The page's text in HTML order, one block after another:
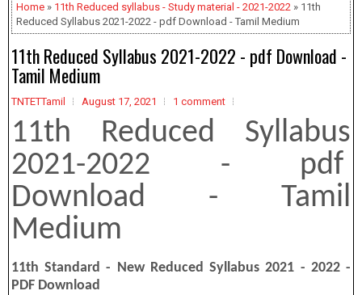
Home » 11th Reduced syllabus - Study material - 2021-2022 » 11th
Reduced Syllabus 2021-2022 - pdf Download - Tamil Medium
11th Reduced Syllabus 2021-2022 - pdf Download -
Tamil Medium
TNTETTamil August 17, 2021 1 comment
11th Reduced Syllabus
2021-2022 - pdf
Download - Tamil
Medium
11th Standard - New Reduced Syllabus 2021 - 2022 -
PDF Download